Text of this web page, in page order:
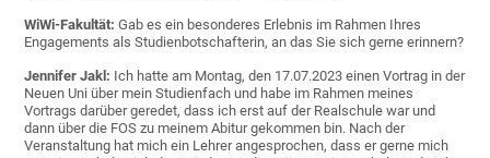
WiWi-Fakultät: Gab es ein besonderes Erlebnis im Rahmen Ihres
Engagements als Studienbotschafterin, an das Sie sich gerne erinnern?
Jennifer Jakl: Ich hatte am Montag, den 17.07.2023 einen Vortrag in der
Neuen Uni über mein Studienfach und habe im Rahmen meines
Vortrags darüber geredet, dass ich erst auf der Realschule war und
dann über die FOS zu meinem Abitur gekommen bin. Nach der
Veranstaltung hat mich ein Lehrer angesprochen, dass er gerne mich